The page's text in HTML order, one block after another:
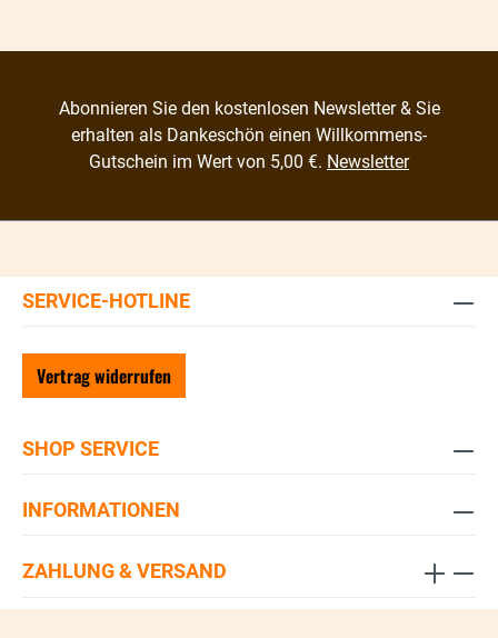
Abonnieren Sie den kostenlosen Newsletter & Sie
erhalten als Dankeschön einen Willkommens-
Gutschein im Wert von 5,00 €. Newsletter
SERVICE-HOTLINE
Vertrag widerrufen
SHOP SERVICE
INFORMATIONEN
ZAHLUNG & VERSAND